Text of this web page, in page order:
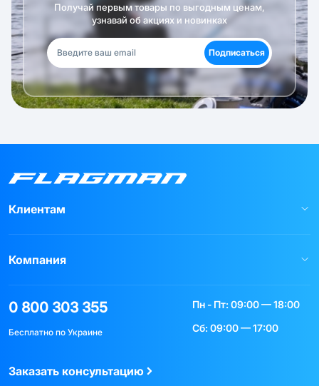
Получай первым товары по выгодным ценам,
узнавай об акциях и новинках
Подписаться
Клиентам
Компания
0 800 303 355
Бесплатно по Украине
Пн - Пт: 09:00 — 18:00
Сб: 09:00 — 17:00
Заказать консультацию